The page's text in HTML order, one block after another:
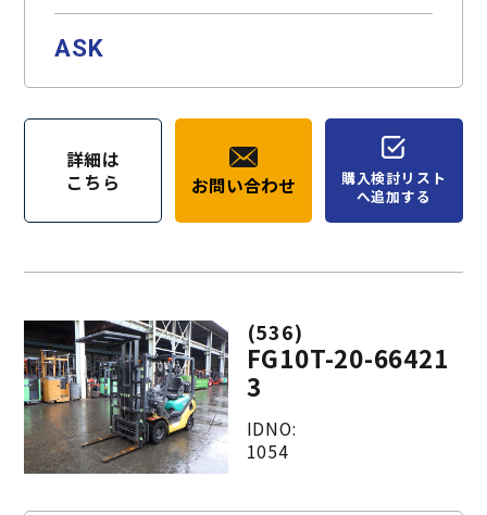
ASK
詳細は
こちら
お問い合わせ
購入検討リスト
へ追加する
(536)
FG10T-20-66421
3
IDNO:
1054